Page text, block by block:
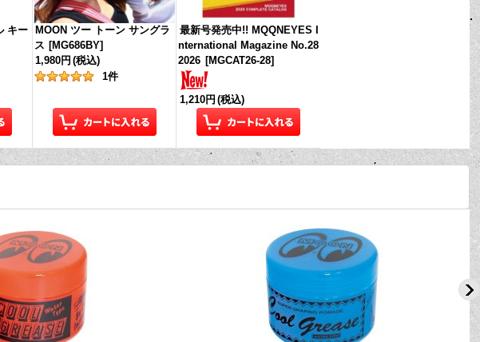
キー
MOON ツー トーン サングラ
ス [MG686BY]
1,980円 (税込)
1件
最新号発売中!! MQQNEYES I
nternational Magazine No.28
2026 [MGCAT26-28]
1,210円 (税込)